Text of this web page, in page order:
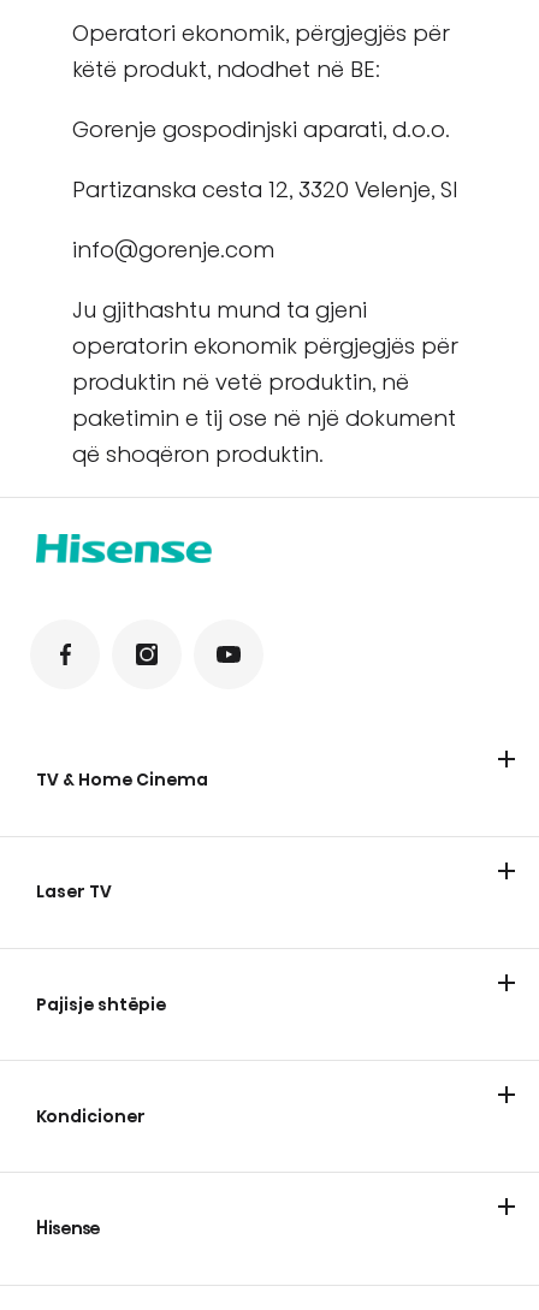
Operatori ekonomik, përgjegjës për
këtë produkt, ndodhet në BE:
Gorenje gospodinjski aparati, d.o.o.
Partizanska cesta 12, 3320 Velenje, SI
info@gorenje.com
Ju gjithashtu mund ta gjeni
operatorin ekonomik përgjegjës për
produktin në vetë produktin, në
paketimin e tij ose në një dokument
që shoqëron produktin.
TV & Home Cinema
Laser TV
Pajisje shtëpie
Kondicioner
Hisense